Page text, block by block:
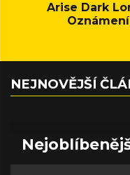
Arise Dark
Oznámení
NEJNOVĚJŠÍ